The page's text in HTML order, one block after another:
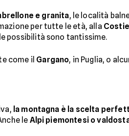
e granita, le località
per tutte le età, alla
possibilità sono tantissime.
come il Gargano, in Puglia, o
la montagna è la scelta
le Alpi piemontesi o